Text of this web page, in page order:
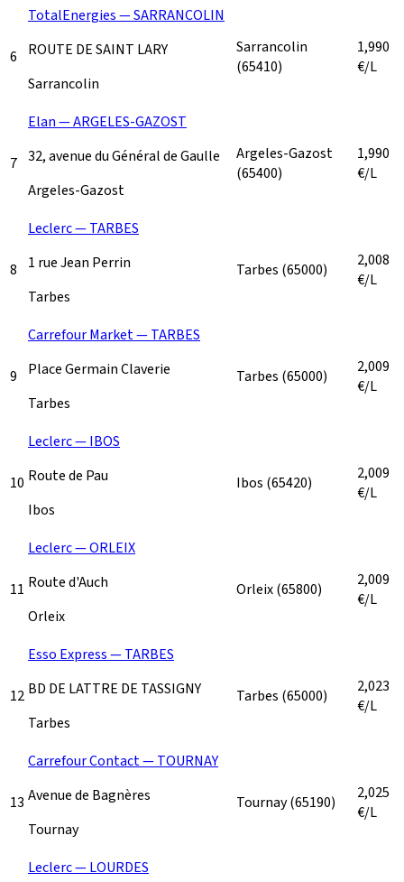
6
TotalEnergies — SARRANCOLIN
ROUTE DE SAINT LARY
Sarrancolin
Sarrancolin
(65410)
1,990
€/L
7
Elan — ARGELES-GAZOST
32, avenue du Général de Gaulle
Argeles-Gazost
Argeles-Gazost
(65400)
1,990
€/L
8
Leclerc — TARBES
1 rue Jean Perrin
Tarbes
Tarbes (65000)
2,008
€/L
9
Carrefour Market — TARBES
Place Germain Claverie
Tarbes
Tarbes (65000)
2,009
€/L
10
Leclerc — IBOS
Route de Pau
Ibos
Ibos (65420)
2,009
€/L
11
Leclerc — ORLEIX
Route d'Auch
Orleix
Orleix(65800)
2,009
€/L
12
Esso Express — TARBES
BD DE LATTRE DE TASSIGNY
Tarbes
Tarbes (65000)
2,023
€/L
13
Carrefour Contact — TOURNAY
Avenue de Bagnères
Tournay
Tournay(65190)
2,025
€/L
Leclerc — LOURDES